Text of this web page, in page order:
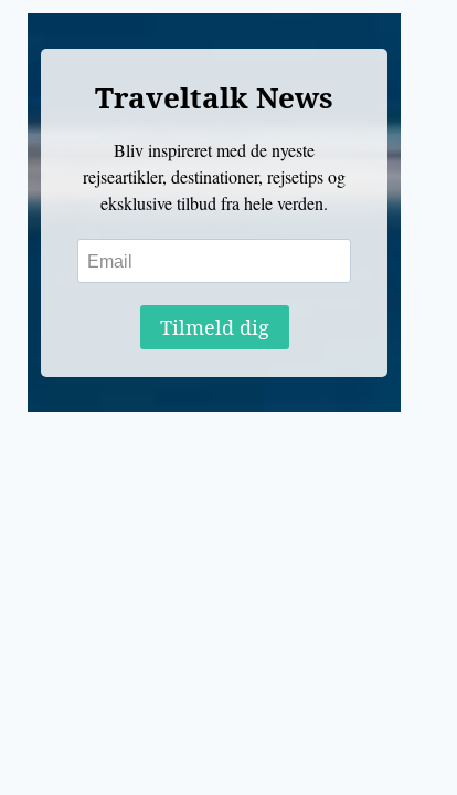
Traveltalk News
Bliv inspireret med de nyeste
rejseartikler, destinationer, rejsetips og
eksklusive tilbud fra hele verden.
Tilmeld dig